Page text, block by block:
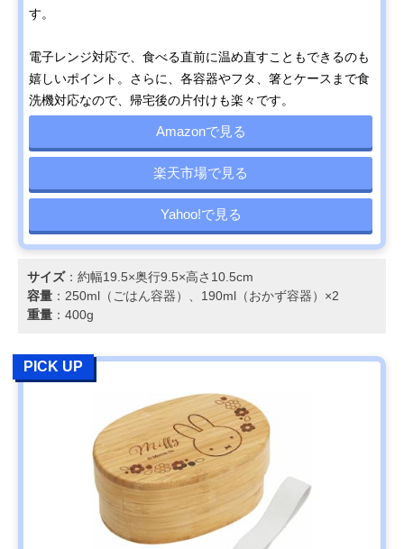
す。
電子レンジ対応で、食べる直前に温め直すこともできるのも
嬉しいポイント。さらに、各容器やフタ、箸とケースまで食
洗機対応なので、帰宅後の片付けも楽々です。
Amazonで見る
楽天市場で見る
Yahoo!で見る
サイズ：約幅19.5×奥行9.5×高さ10.5cm
容量 ：250ml（ごはん容器）、190ml（おかず容器）×2
重量 ：400g
PICK UP